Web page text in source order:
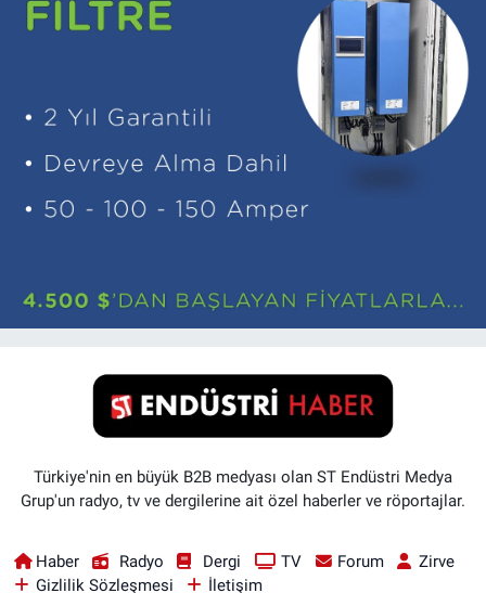
Türkiye'nin en büyük B2B medyası olan ST Endüstri Medya
Grup'un radyo, tv ve dergilerine ait özel haberler ve röportajlar.
Haber Radyo Dergi TV Forum
Zirve
Gizlilik Sözleşmesi
İletişim